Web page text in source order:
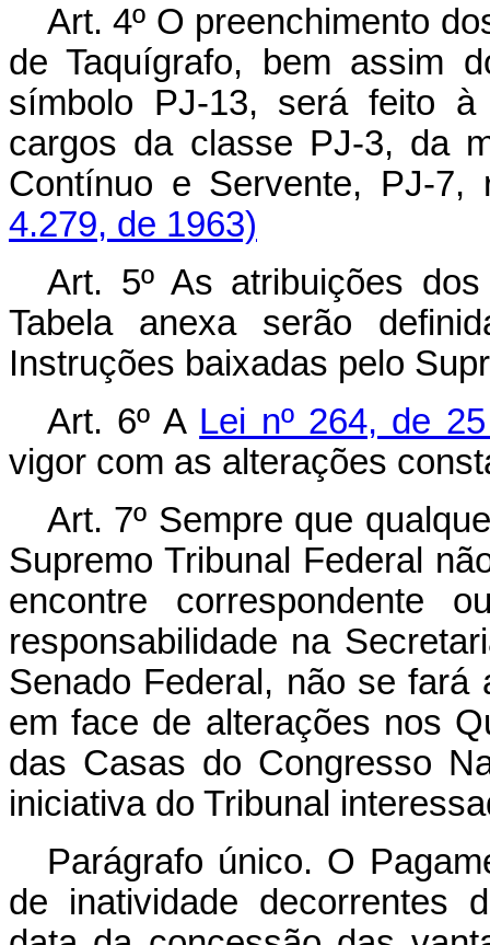
Art. 4º O preenchimento
de Taquígrafo, bem assim
símbolo PJ-13, será feito
cargos da classe PJ-3, da
Contínuo e Servente,
4.279, de 1963)
Art. 5º As atribuições
Tabela anexa serão
Instruções baixadas pelo
Art. 6º A Lei nº 264, de
vigor com as alterações
Art. 7º Sempre que
Supremo Tribunal Federal
encontre correspondente
responsabilidade na
Senado Federal, não se fará
em face de alterações nos
das Casas do Congresso
iniciativa do Tribunal
Parágrafo único. O
de inatividade decorrentes